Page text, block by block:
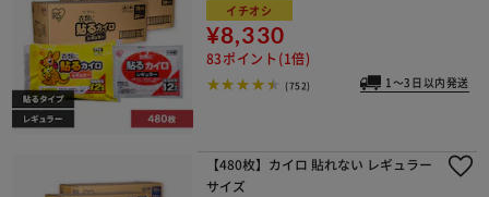
イチオシ
¥8,330
83ポイント(1倍)
(752) 1～3日以内発送
【480枚】カイロ 貼れない レギュラー
サイズ